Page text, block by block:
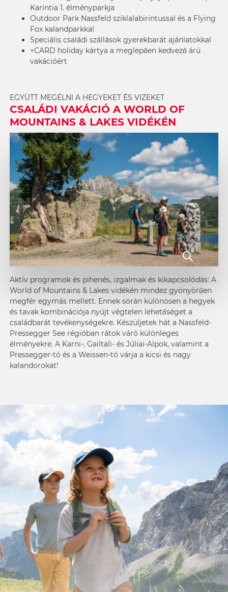
Karintia 1. élményparkja
Outdoor Park Nassfeld sziklalabirintussal és a Flying
Fox kalandparkkal
Speciális családi szállások gyerekbarát ajánlatokkal
+CARD holiday kártya a meglepően kedvező árú
vakációért
EGYÜTT MEGÉLNI A HEGYEKET ÉS VIZEKET
CSALÁDI VAKÁCIÓ A WORLD OF
MOUNTAINS & LAKES VIDÉKÉN
Aktív programok és pihenés, izgalmak és kikapcsolódás: A
World of Mountains & Lakes vidékén mindez gyönyörűen
megfér egymás mellett. Ennek során különösen a hegyek
és tavak kombinációja nyújt végtelen lehetőséget a
családbarát tevékenységekre. Készüljetek hát a Nassfeld-
Pressegger See régióban rátok váró különleges
élményekre. A Karni-, Gailtali- és Júliai-Alpok, valamint a
Pressegger-tó és a Weissen-tó várja a kicsi és nagy
kalandorokat!